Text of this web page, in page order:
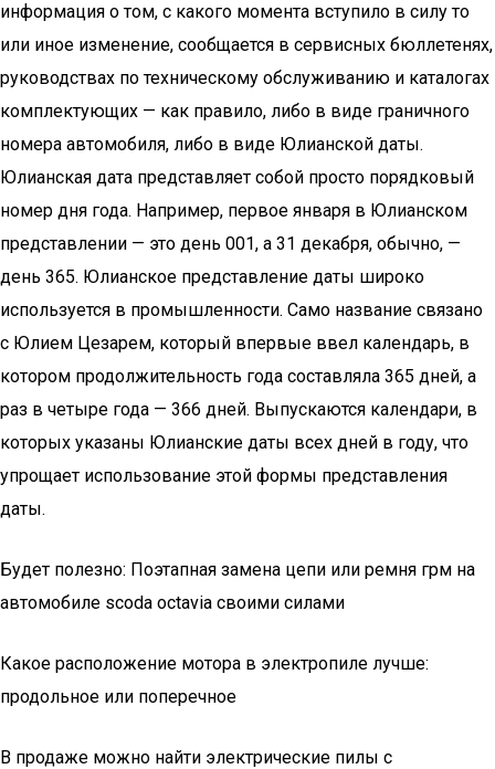
информация о том, с какого момента вступило в силу то
или иное изменение, сообщается в сервисных бюллетенях,
руководствах по техническому обслуживанию и каталогах
комплектующих — как правило, либо в виде граничного
номера автомобиля, либо в виде Юлианской даты.
Юлианская дата представляет собой просто порядковый
номер дня года. Например, первое января в Юлианском
представлении — это день 001, а 31 декабря, обычно, —
день 365. Юлианское представление даты широко
используется в промышленности. Само название связано
с Юлием Цезарем, который впервые ввел календарь, в
котором продолжительность года составляла 365 дней, а
раз в четыре года — 366 дней. Выпускаются календари, в
которых указаны Юлианские даты всех дней в году, что
упрощает использование этой формы представления
даты.
Будет полезно: Поэтапная замена цепи или ремня грм на
автомобиле scoda octavia своими силами
Какое расположение мотора в электропиле лучше:
продольное или поперечное
В продаже можно найти электрические пилы с